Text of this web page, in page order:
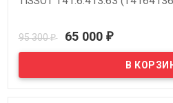
95 300₽ 65 000 ₽